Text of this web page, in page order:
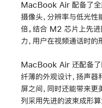
MacBook Air 配备了
摄像头，分辨率与低光
倍。结合 M2 芯片上先
力，用户在视频通话时的
MacBook Air 还配备了
纤薄的外观设计，扬声
屏之间，同时还能带来更
列采用先进的波束成形算